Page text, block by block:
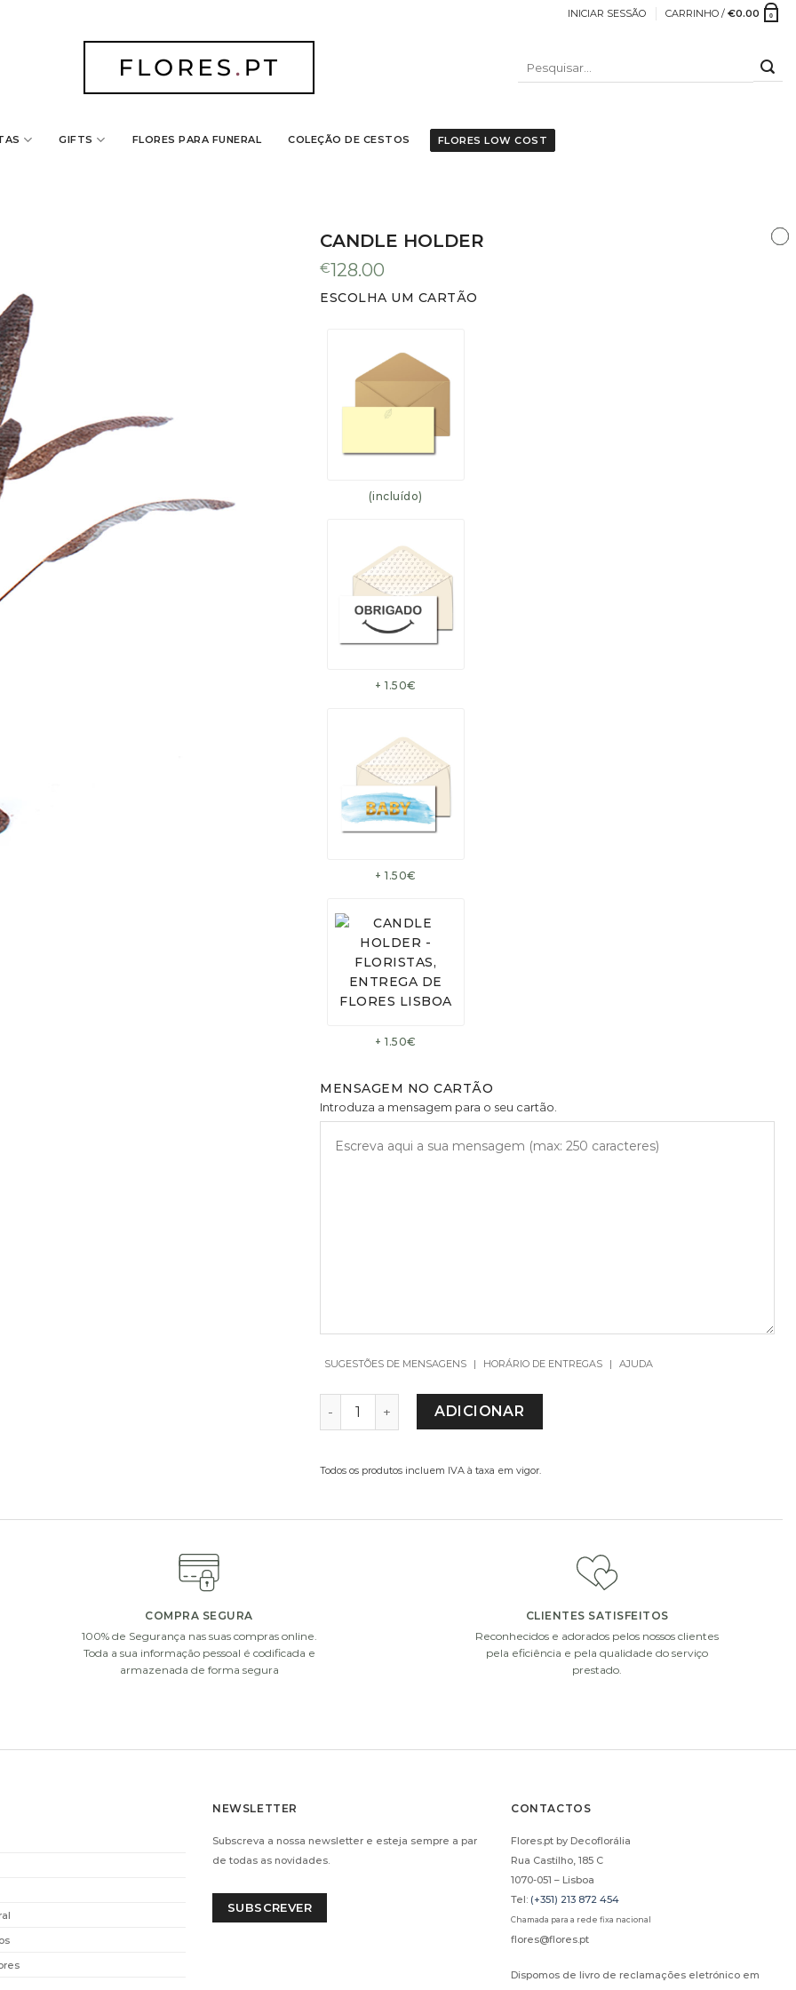
INICIAR SESSÃO CARRINHO / €0.00 0
PESQUISAR
POR:
GIFTS FLORES PARA FUNERAL COLEÇÃO DE CESTOS FLORES LOW COST
CANDLE HOLDER
€128.00
ESCOLHA UM CARTÃO
(incluído)
+ 1.50€
+ 1.50€
+ 1.50€
MENSAGEM NO CARTÃO
Introduza a mensagem para o seu cartão.
SUGESTÕES DE MENSAGENS | HORÁRIO DE ENTREGAS | AJUDA
QUANTIDADE DE CANDLE HOLDER
ADICIONAR
Todos os produtos incluem IVA à taxa em vigor.
com vasos de vidro, chocolates ou uma garrafa de vinho ou champanhe.
i
DECOFLORALIA
ADICIONAR
i
CHAMPANHE MOET AND
CHANDON (75CL)
CHAMPANHE MOET AND
COMPRA SEGURA
100% de Segurança nas suas compras online.
Toda a sua informação pessoal é codificada e
armazenada de forma segura
CLIENTES SATISFEITOS
Reconhecidos e adorados pelos nossos clientes
pela eficiência e pela qualidade do serviço
prestado.
NEWSLETTER
Subscreva a nossa newsletter e esteja sempre a par
de todas as novidades.
SUBSCREVER
CONTACTOS
Flores.pt by Decoflorália
Rua Castilho, 185 C
1070-051 – Lisboa
Tel: (+351) 213 872 454
Chamada para a rede fixa nacional
flores@flores.pt
Dispomos de livro de reclamações eletrónico em